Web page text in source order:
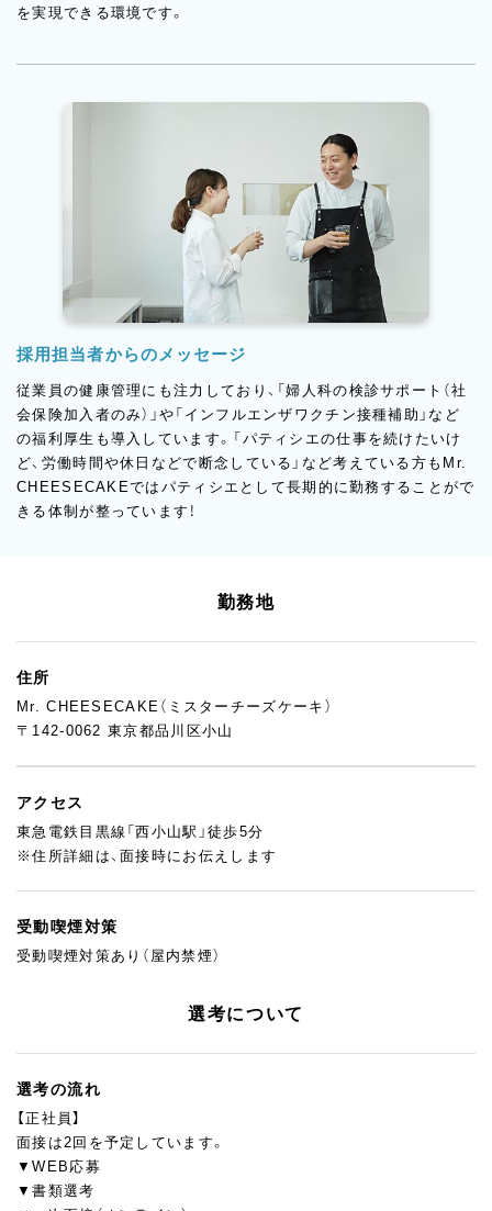
を実現できる環境です。
採用担当者からのメッセージ
従業員の健康管理にも注力しており、「婦人科の検診サポート（社
会保険加入者のみ）」や「インフルエンザワクチン接種補助」など
の福利厚生も導入しています。「パティシエの仕事を続けたいけ
ど、労働時間や休日などで断念している」など考えている方もMr.
CHEESECAKEではパティシエとして長期的に勤務することがで
きる体制が整っています！
勤務地
住所
Mr. CHEESECAKE（ミスターチーズケーキ）
〒142-0062 東京都品川区小山
アクセス
東急電鉄目黒線「西小山駅」徒歩5分
※住所詳細は、面接時にお伝えします
受動喫煙対策
受動喫煙対策あり（屋内禁煙）
選考について
選考の流れ
【正社員】
面接は2回を予定しています。
▼WEB応募
▼書類選考